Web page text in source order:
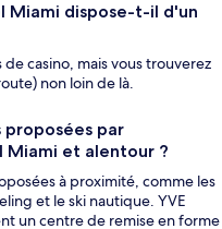
Miami dispose-t-il d'un
casino, mais vous trouverez
non loin de là.
par
Miami et alentour ?
à proximité, comme les
et le ski nautique. YVE
un centre de remise en forme